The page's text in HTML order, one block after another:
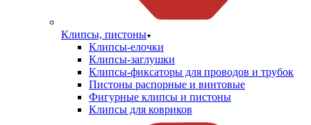
Клипсы, пистоны
Клипсы-елочки
Клипсы-заглушки
Клипсы-фиксаторы для проводов и трубок
Пистоны распорные и винтовые
Фигурные клипсы и пистоны
Клипсы для ковриков